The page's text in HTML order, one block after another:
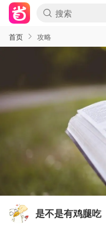
首页 攻略
是不是有鸡腿吃